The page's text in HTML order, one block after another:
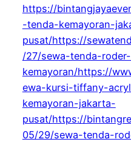
https://
-tenda-kemayoran-
pusat/https://
/27/sewa-tenda-
kemayoran/https://
ewa-kursi-tiffany-
kemayoran-jakarta-
pusat/https://
05/29/sewa-tenda-